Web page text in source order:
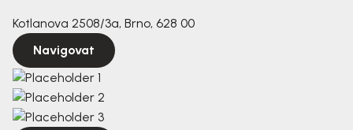
Kotlanova 2508/3a, Brno, 628 00
Navigovat